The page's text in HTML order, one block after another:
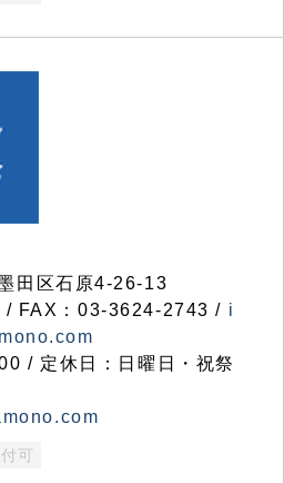
田区石原4-26-13
FAX：03-3624-2743 / i
/ 定休日：日曜日・祝祭
可